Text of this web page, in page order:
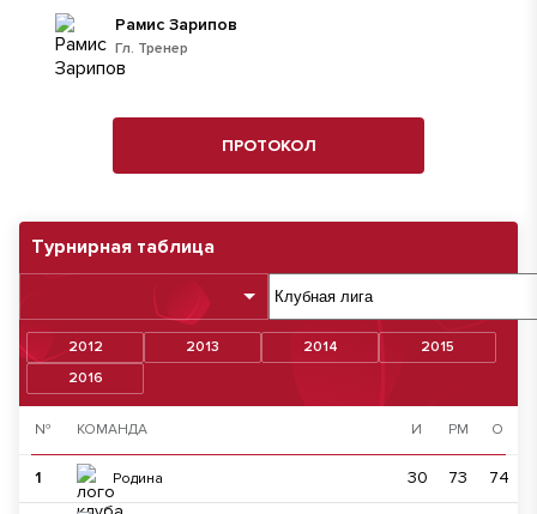
Турнирная таблица
2012 2013 2014
2015
2016
№ КОМАНДА И РМ О
1 Родина 30 73 74
Гл. Тренер
Рамис Зарипов
ПРОТОКОЛ